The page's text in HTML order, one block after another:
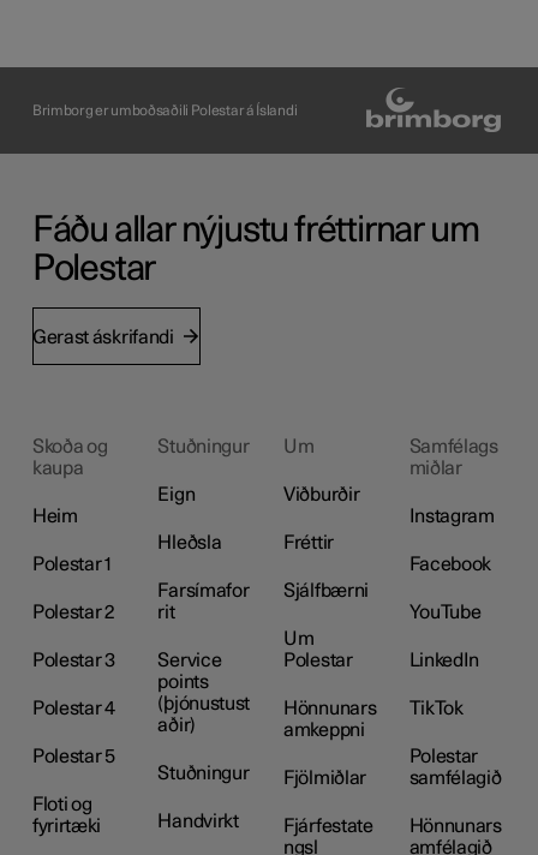
Brimborg er umboðsaðili Polestar á Íslandi
Fáðu allar nýjustu fréttirnar um
Polestar
Gerast áskrifandi
Skoða og
kaupa
Heim
Polestar 1
Polestar 2
Polestar 3
Polestar 4
Polestar 5
Floti og
fyrirtæki
Stuðningur
Eign
Hleðsla
Farsímafor
rit
Service
points
(þjónustust
aðir)
Stuðningur
Handvirkt
Um
Viðburðir
Fréttir
Sjálfbærni
Um
Polestar
Hönnunars
amkeppni
Fjölmiðlar
Fjárfestate
ngsl
Samfélags
miðlar
Instagram
Facebook
YouTube
LinkedIn
TikTok
Polestar
samfélagið
Hönnunars
amfélagið